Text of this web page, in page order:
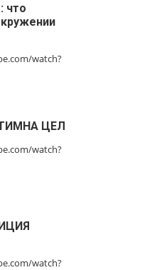
что
watch?
ЦЕЛ
watch?
watch?